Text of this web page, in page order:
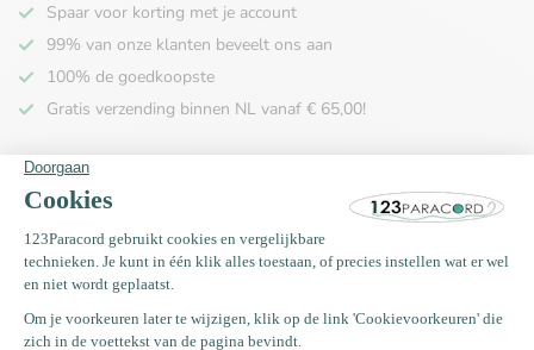
Spaar voor korting met je account
99% van onze klanten beveelt ons aan
100% de goedkoopste
Gratis verzending binnen NL vanaf € 65,00!
Productomschrijving
Specificaties